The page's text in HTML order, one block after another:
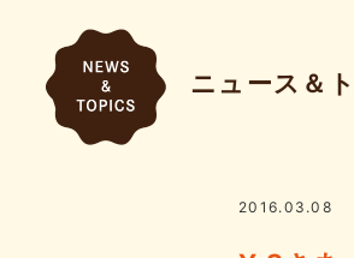
ニュース＆
2016.03.08